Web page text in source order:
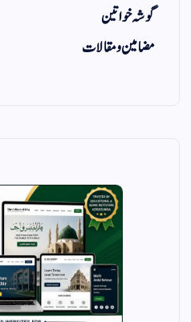
گوشہ خواتین
مضامین و مقالات